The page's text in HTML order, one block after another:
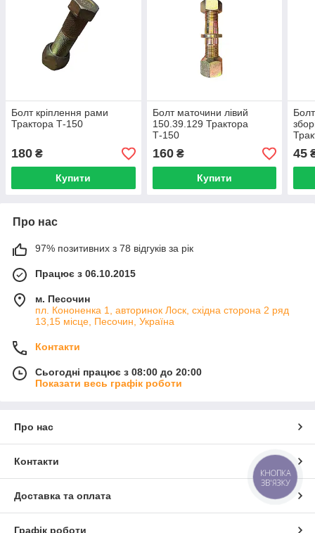
Болт кріплення рами
Трактора Т-150
180 ₴
Купити
Болт маточини лівий
150.39.129 Трактора
Т-150
160₴
Купити
45
Про нас
97% позитивних з 78 відгуків за рік
Працює з 06.10.2015
м. Песочин
пл. Кононенка 1, авторинок Лоск, східна сторона 2 ряд
13,15 місце, Песочин, Україна
Контакти
Сьогодні працює з 08:00 до 20:00
Показати весь графік роботи
Про нас
Контакти
Доставка та оплата
Графік роботи
КНОПКА
ЗВ'ЯЗКУ